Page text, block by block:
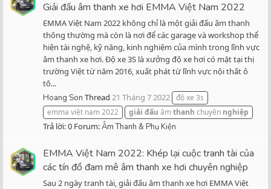
Giải đấu âm thanh xe hơi EMMA Việt Nam 2022
EMMA Việt Nam 2022 không chỉ là một giải đấu âm thanh
thông thường mà còn là nơi để các garage và workshop thể
hiện tài nghệ, kỹ năng, kinh nghiệm của mình trong lĩnh vực
âm thanh xe hơi. Độ xe 3S là xưởng độ xe hơi có mặt tại thị
trường Việt từ năm 2016, xuất phát từ lĩnh vực nội thất ô
tô...
Hoang Son Thread 21 Tháng 7 2022 độ xe 3s
emma việt nam 2022
giải đấu âmthanh chuyên nghiệp
Trả lời: 0 Forum:Âm Thanh & Phụ Kiện
EMMA Việt Nam 2022: Khép lại cuộc tranh tài của
các tín đồ đam mê âm thanh xe hơi chuyên nghiệp
Sau 2 ngày tranh tài, giải đấu âm thanh xe hơi EMMA Việt